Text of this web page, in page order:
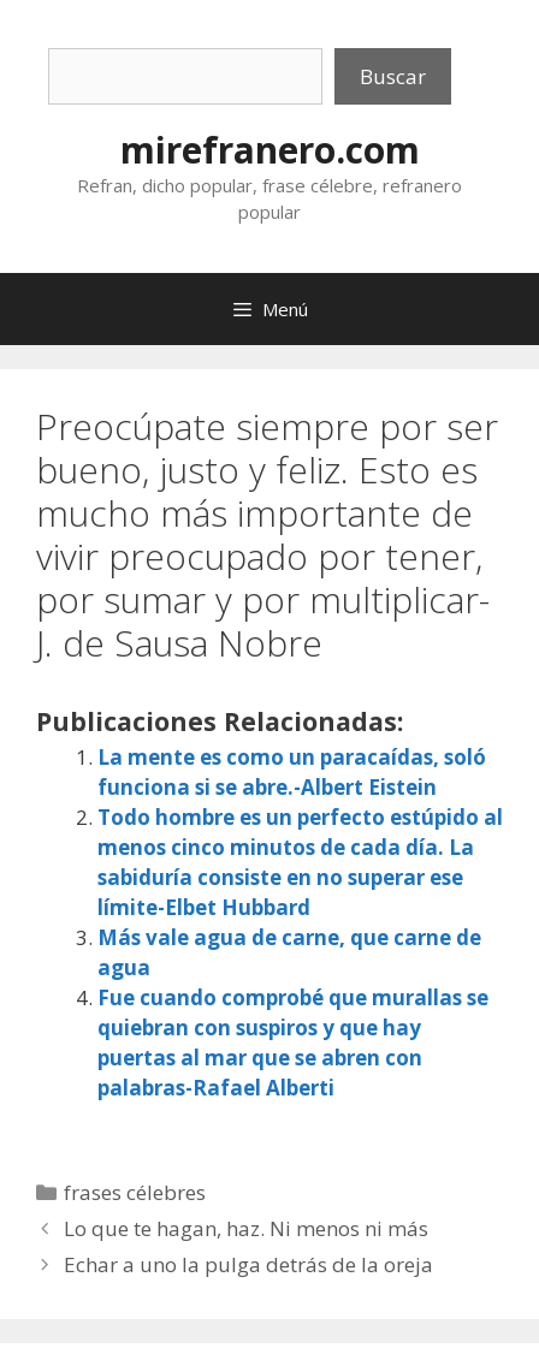
Buscar
mirefranero.com
Refran, dicho popular, frase célebre, refranero
popular
Menú
Preocúpate siempre por ser
bueno, justo y feliz. Esto es
mucho más importante de
vivir preocupado por tener,
por sumar y por multiplicar-
J. de Sausa Nobre
Publicaciones Relacionadas:
La mente es como un paracaídas, soló
funciona si se abre.-Albert Eistein
Todo hombre es un perfecto estúpido al
menos cinco minutos de cada día. La
sabiduría consiste en no superar ese
límite-Elbet Hubbard
Más vale agua de carne, que carne de
agua
Fue cuando comprobé que murallas se
quiebran con suspiros y que hay
puertas al mar que se abren con
palabras-Rafael Alberti
Categorías
frases célebres
Lo que te hagan, haz. Ni menos ni más
Echar a uno la pulga detrás de la oreja